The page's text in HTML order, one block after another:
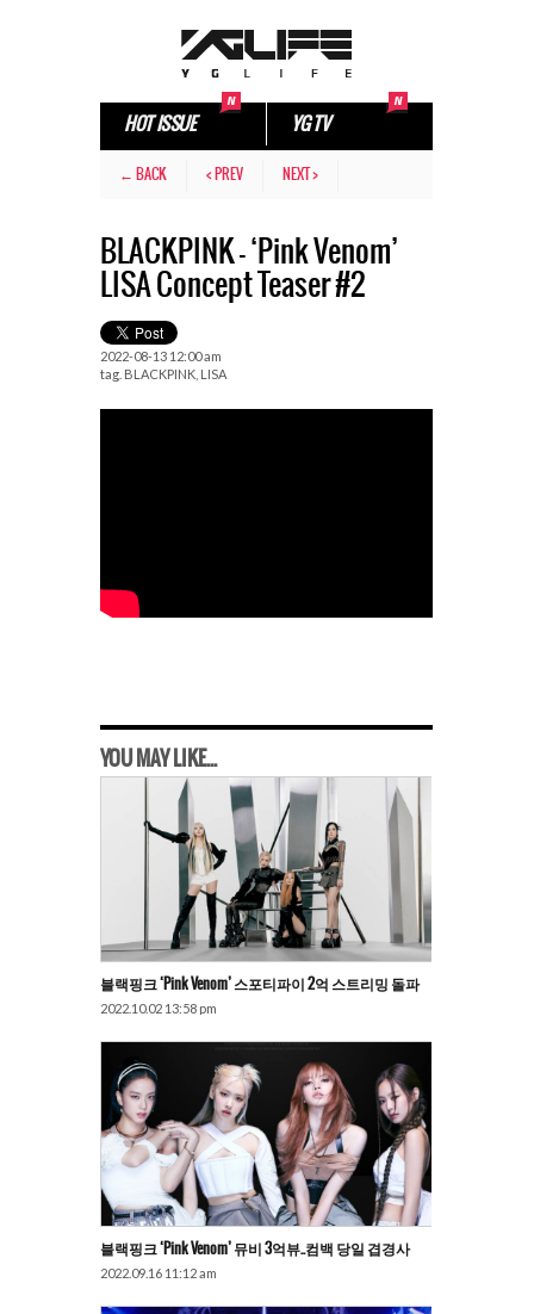
HOT ISSUE YG TV
← BACK < PREV NEXT >
BLACKPINK – ‘Pink Venom’
LISA Concept Teaser #2
2022-08-13 12:00 am
tag. BLACKPINK LISA
YOU MAY LIKE...
블랙핑크 ‘Pink Venom’ 스포티파이 2억 스트리밍 돌파
2022.10.02 13:58 pm
블랙핑크 ‘Pink Venom’ 뮤비 3억뷰..컴백 당일 겹경사
2022.09.16 11:12 am